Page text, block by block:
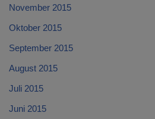
November 2015
Oktober 2015
September 2015
August 2015
Juli 2015
Juni 2015